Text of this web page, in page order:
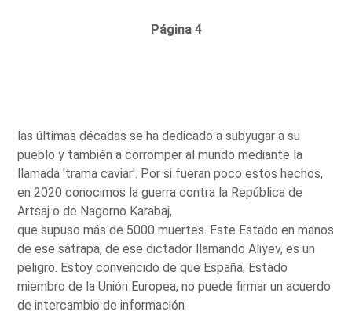
Página 4
las últimas décadas se ha dedicado a subyugar a su
pueblo y también a corromper al mundo mediante la
llamada 'trama caviar'. Por si fueran poco estos hechos,
en 2020 conocimos la guerra contra la República de
Artsaj o de Nagorno Karabaj,
que supuso más de 5000 muertes. Este Estado en manos
de ese sátrapa, de ese dictador llamando Aliyev, es un
peligro. Estoy convencido de que España, Estado
miembro de la Unión Europea, no puede firmar un acuerdo
de intercambio de información